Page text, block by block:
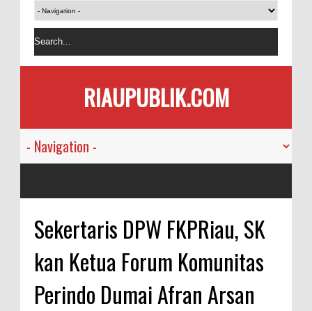
RIAUPUBLIK.COM
Sekertaris DPW FKPRiau, SK
kan Ketua Forum Komunitas
Perindo Dumai Afran Arsan